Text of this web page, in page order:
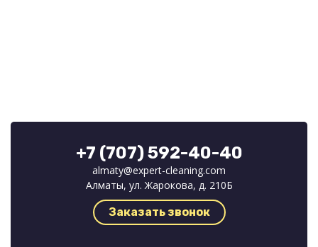
+7 (707) 592-40-40
almaty@expert-cleaning.com
Алматы, ул. Жарокова, д. 210Б
Заказать звонок